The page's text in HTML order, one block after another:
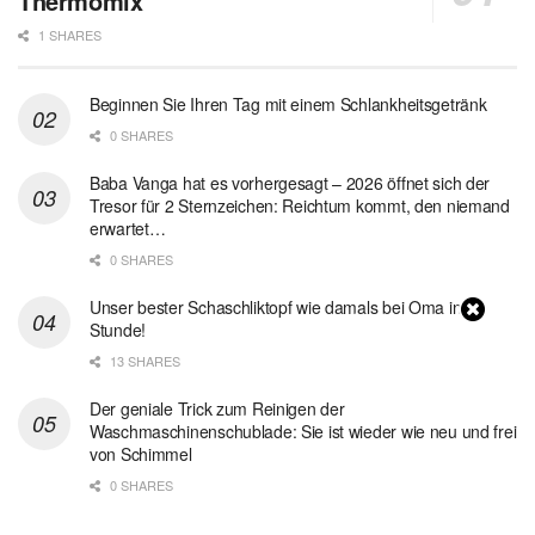
1 SHARES
Beginnen Sie Ihren Tag mit einem Schlankheitsgetränk
0 SHARES
Baba Vanga hat es vorhergesagt – 2026 öffnet sich der
Tresor für 2 Sternzeichen: Reichtum kommt, den niemand
erwartet…
0 SHARES
Unser bester Schaschliktopf wie damals bei Oma in 1
Stunde!
13 SHARES
Der geniale Trick zum Reinigen der
Waschmaschinenschublade: Sie ist wieder wie neu und frei
von Schimmel
0 SHARES